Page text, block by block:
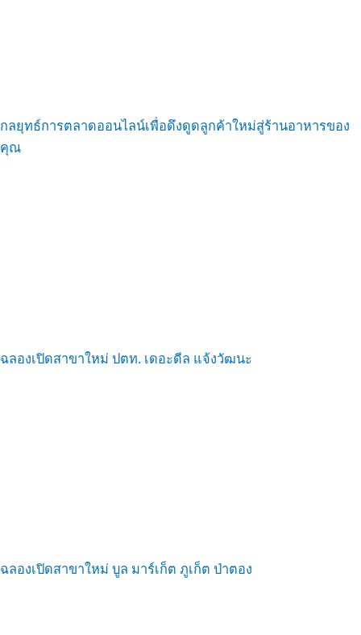
กลยุทธ์การตลาดออนไลน์เพื่อดึงดูดลูกค้าใหม่สู่ร้านอาหารของ
คุณ
ฉลองเปิดสาขาใหม่ ปตท. เดอะดีล แจ้งวัฒนะ
ฉลองเปิดสาขาใหม่ บูล มาร์เก็ต ภูเก็ต ป่าตอง